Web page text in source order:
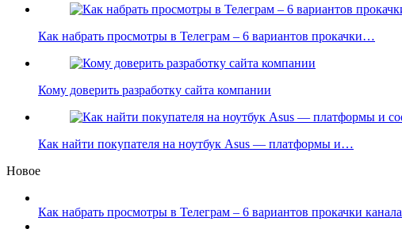
Как набрать просмотры в Телеграм – 6 вариантов прокачки…
Кому доверить разработку сайта компании
Как найти покупателя на ноутбук Asus — платформы и…
Новое
Как набрать просмотры в Телеграм – 6 вариантов прокачки канала